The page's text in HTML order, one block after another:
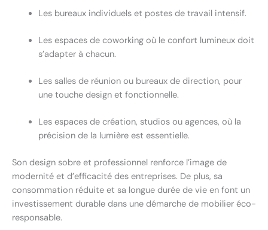
Les bureaux individuels et postes de travail intensif.
Les espaces de coworking où le confort lumineux doit
s’adapter à chacun.
Les salles de réunion ou bureaux de direction, pour
une touche design et fonctionnelle.
Les espaces de création, studios ou agences, où la
précision de la lumière est essentielle.
Son design sobre et professionnel renforce l’image de
modernité et d’efficacité des entreprises. De plus, sa
consommation réduite et sa longue durée de vie en font un
investissement durable dans une démarche de mobilier éco-
responsable.